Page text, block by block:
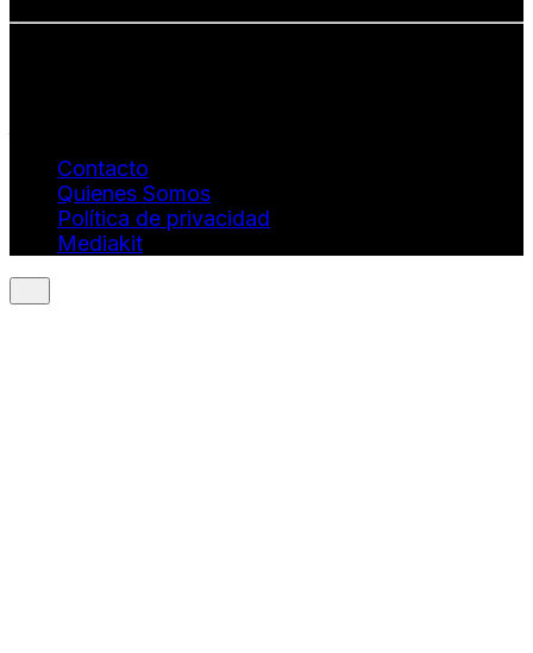
Contacto
Quienes Somos
Política de privacidad
Mediakit